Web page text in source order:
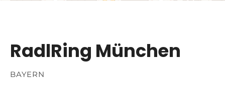
RadlRing München
BAYERN